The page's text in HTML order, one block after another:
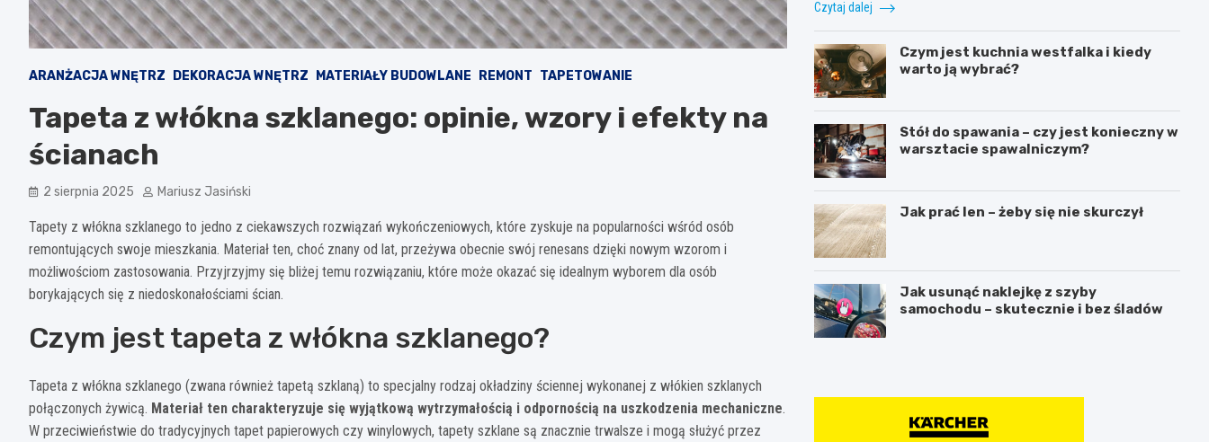
ARANŻACJA WNĘTRZ DEKORACJA WNĘTRZ MATERIAŁY BUDOWLANE REMONT TAPETOWANIE
Tapeta z włókna szklanego: opinie, wzory i efekty na
ścianach
2 sierpnia 2025 Mariusz Jasiński
Tapety z włókna szklanego to jedno z ciekawszych rozwiązań wykończeniowych, które zyskuje na popularności wśród osób
remontujących swoje mieszkania. Materiał ten, choć znany od lat, przeżywa obecnie swój renesans dzięki nowym wzorom i
możliwościom zastosowania. Przyjrzyjmy się bliżej temu rozwiązaniu, które może okazać się idealnym wyborem dla osób
borykających się z niedoskonałościami ścian.
Czym jest tapeta z włókna szklanego?
Tapeta z włókna szklanego (zwana również tapetą szklaną) to specjalny rodzaj okładziny ściennej wykonanej z włókien szklanych
połączonych żywicą. Materiał ten charakteryzuje się wyjątkową wytrzymałością i odpornością na uszkodzenia mechaniczne.
W przeciwieństwie do tradycyjnych tapet papierowych czy winylowych, tapety szklane są znacznie trwalsze i mogą służyć przez
Czytaj dalej
Czym jest kuchnia westfalka i kiedy
warto ją wybrać?
Stół do spawania – czy jest konieczny w
warsztacie spawalniczym?
Jak prać len – żeby się nie skurczył
Jak usunąć naklejkę z szyby
samochodu – skutecznie i bez śladów